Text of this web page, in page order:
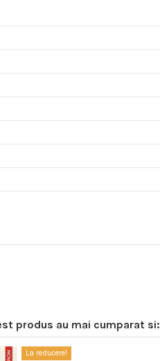
produs au mai cumparat si:
La reducere!